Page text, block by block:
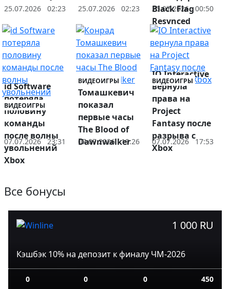
25.07.2026 02:23 25.07.2026 02:23
Black Flag
Resynced
25.07.2026 00:50
ВИДЕОИГРЫ
id Software
потеряла
половину
команды
после волны
увольнений
Xbox
07.07.2026 23:31
ВИДЕОИГРЫ
Конрад
Томашкевич
показал
первые часы
The Blood of
Dawnwalker
07.07.2026 19:26
ВИДЕОИГРЫ
IO Interactive
вернула
права на
Project
Fantasy после
разрыва с
Xbox
07.07.2026 17:53
Все бонусы
1 000 RU
Кэшбэк 10% на депозит к финалу ЧМ-2026
0 0 0 450